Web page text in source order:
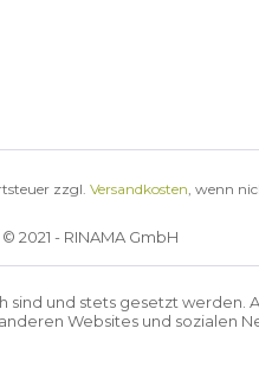
zzgl. Versandkosten, wenn
© 2021 - RINAMA GmbH
und stets gesetzt werden.
Websites und sozialen